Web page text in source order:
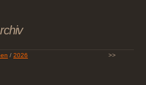
/ 2026 >>